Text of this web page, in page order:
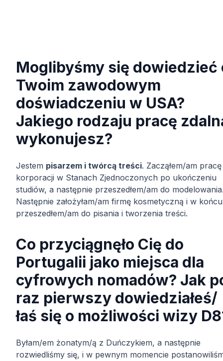
Moglibyśmy się dowiedzieć
Twoim zawodowym
doświadczeniu w USA?
Jakiego rodzaju pracę
wykonujesz?
Jestem pisarzem i twórcą treści. Zacząłem/am
korporacji w Stanach Zjednoczonych po ukończeniu
studiów, a następnie przeszedłem/am do
Następnie założyłam/am firmę kosmetyczną i w końcu
przeszedłem/am do pisania i tworzenia treści.
Co przyciągnęło Cię do
Portugalii jako miejsca dla
cyfrowych nomadów? Jak
raz pierwszy dowiedziałeś/
łaś się o możliwości wizy
Byłam/em żonatym/ą z Duńczykiem, a następnie
rozwiedliśmy się, i w pewnym momencie